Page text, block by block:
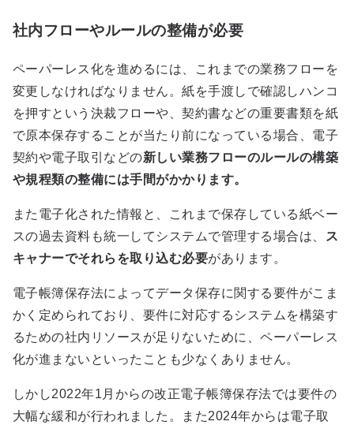
社内フローやルールの整備が必要
ペーパーレス化を進めるには、これまでの業務フローを
変更しなければなりません。紙を手渡しで確認しハンコ
を押すという決裁フローや、契約書などの重要書類を紙
で原本保存することが当たり前になっている場合、電子
契約や電子取引などの新しい業務フローのルールの構築
や規程類の整備には手間がかかります。
また電子化された情報と、これまで保存している紙ベー
スの過去資料も統一してシステムで管理する場合は、
ス
キャナーでそれらを取り込む必要があります。
電子帳簿保存法によってデータ保存に関する要件がこま
かく定められており、要件に対応するシステムを構築す
るための社内リソースが足りないために、ペーパーレス
化が進まないといったことも少なくありません。
しかし2022年1 月からの改正電子帳簿保存法では要件の
大幅な緩和が行われました。また2024年からは電子取